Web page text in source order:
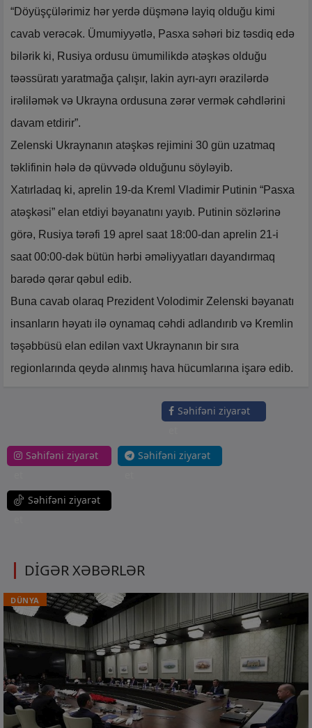
“Döyüşçülərimiz hər yerdə düşmənə layiq olduğu kimi
cavab verəcək. Ümumiyyətlə, Pasxa səhəri biz təsdiq edə
bilərik ki, Rusiya ordusu ümumilikdə atəşkəs olduğu
təəssüratı yaratmağa çalışır, lakin ayrı-ayrı ərazilərdə
irəliləmək və Ukrayna ordusuna zərər vermək cəhdlərini
davam etdirir”.
Zelenski Ukraynanın atəşkəs rejimini 30 gün uzatmaq
təklifinin hələ də qüvvədə olduğunu söyləyib.
Xatırladaq ki, aprelin 19-da Kreml Vladimir Putinin “Pasxa
atəşkəsi” elan etdiyi bəyanatını yayıb. Putinin sözlərinə
görə, Rusiya tərəfi 19 aprel saat 18:00-dan aprelin 21-i
saat 00:00-dək bütün hərbi əməliyyatları dayandırmaq
barədə qərar qəbul edib.
Buna cavab olaraq Prezident Volodimir Zelenski bəyanatı
insanların həyatı ilə oynamaq cəhdi adlandırıb və Kremlin
təşəbbüsü elan edilən vaxt Ukraynanın bir sıra
regionlarında qeydə alınmış hava hücumlarına işarə edib.
Səhifəni ziyarət
Səhifəni ziyarət
Səhifəni ziyarət
Səhifəni ziyarət
DİGƏR XƏBƏRLƏR
DÜNYA